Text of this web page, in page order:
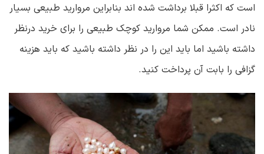
است که اکثرا قبلا برداشت شده اند بنابراین مروارید طبیعی بسیار
نادر است. ممکن شما مروارید کوچک طبیعی را برای خرید درنظر
داشته باشید اما باید این را در نظر داشته باشید که باید هزینه
گزافی را بابت آن پرداخت کنید.